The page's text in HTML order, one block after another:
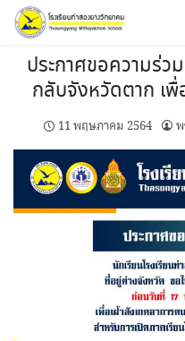
ประกาศขอความร่ว
กลับจังหวัดตาก เพื่
11 พฤษภาคม 2564